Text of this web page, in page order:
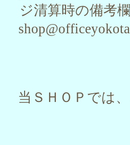
ジ清算時の備考
当ＳＨＯＰでは